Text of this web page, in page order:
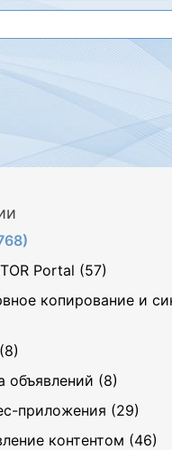
Portal (57)
копирование и
объявлений (8)
приложения (29)
контентом (46)